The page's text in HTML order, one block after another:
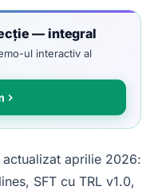
— integral
ul interactiv al
aprilie 2026:
SFT cu TRL v1.0,